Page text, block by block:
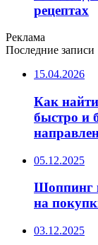
рецептах
Реклама
Последние записи
15.04.2026
Как
быстро и
05.12.2025
Шоппинг
на
03.12.2025